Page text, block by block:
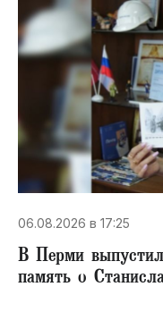
06.08.2026 в 17:25
В Перми
память о